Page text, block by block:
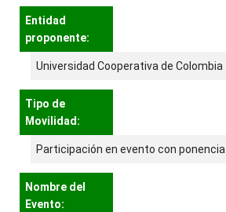
Entidad
proponente:
Universidad Cooperativa de Colombia
Tipo de
Movilidad:
Participación en evento con ponencia
Nombre del
Evento: